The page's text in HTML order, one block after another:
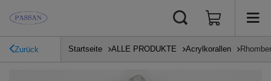
Zurück Startseite ALLE PRODUKTE Acrylkorallen